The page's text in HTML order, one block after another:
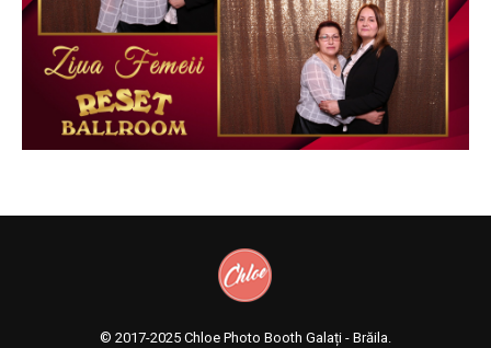
© 2017-2025 Chloe Photo Booth Galați - Brăila.